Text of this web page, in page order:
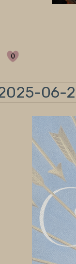
0
06-